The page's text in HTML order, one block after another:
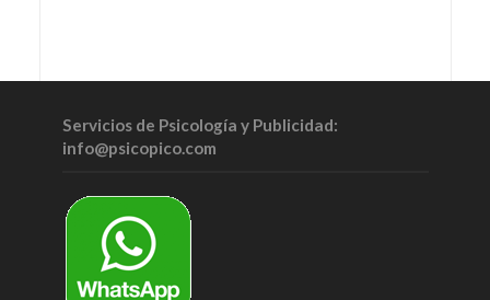
Servicios de Psicología y Publicidad:
info@psicopico.com